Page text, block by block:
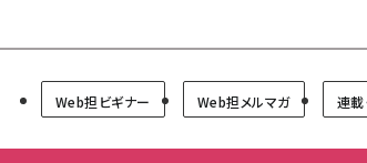
者Forum
Web担ビギナー Web担メルマガ 連載
＼ 読者アンケートにご協力ください ／